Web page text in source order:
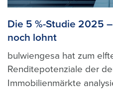
Die 5 %-Studie 2025
noch lohnt
bulwiengesa hat zum
Renditepotenziale der
Immobilienmärkte